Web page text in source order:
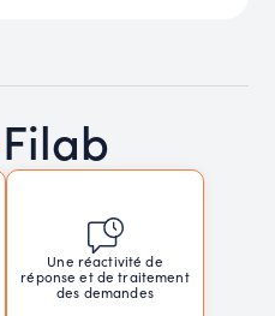
Filab
Une réactivité de
réponse et de traitement
des demandes